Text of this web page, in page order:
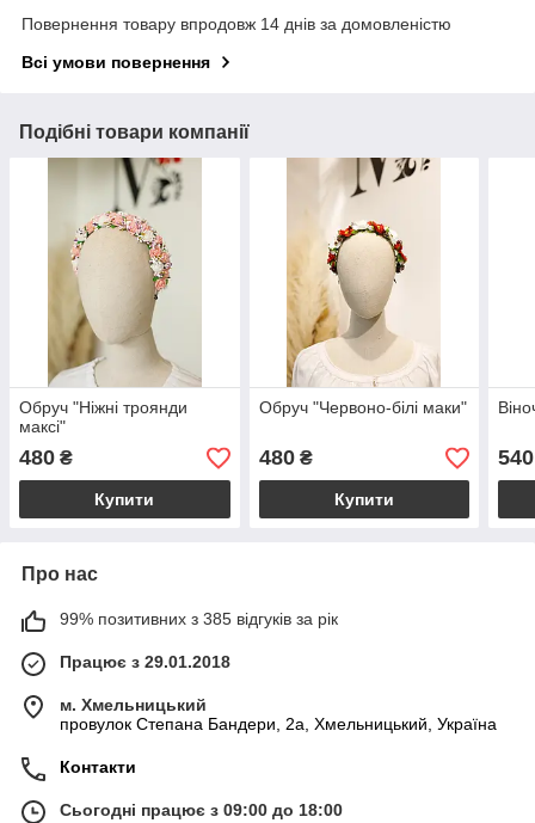
Повернення товару впродовж 14 днів за домовленістю
Всі умови повернення
Подібні товари компанії
Обруч "Ніжні троянди
максі"
480 ₴
Купити
Обруч "Червоно-білі маки"
480₴
Купити
540
Про нас
99% позитивних з 385 відгуків за рік
Працює з 29.01.2018
м. Хмельницький
провулок Степана Бандери, 2a, Хмельницький, Україна
Контакти
Сьогодні працює з 09:00 до 18:00